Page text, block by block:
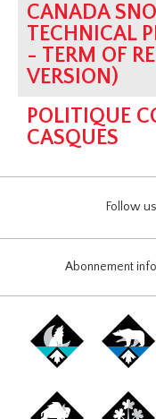
CANADA
TECHNICAL
- TERM OF
VERSION)
POLITIQUE
CASQUES
Follow
Abonnement